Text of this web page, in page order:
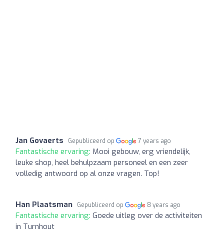
Jan Govaerts Gepubliceerd op 7 years ago
Fantastische ervaring: Mooi gebouw, erg vriendelijk,
leuke shop, heel behulpzaam personeel en een zeer
volledig antwoord op al onze vragen. Top!
Han Plaatsman Gepubliceerd op 8 years ago
Fantastische ervaring: Goede uitleg over de activiteiten
in Turnhout